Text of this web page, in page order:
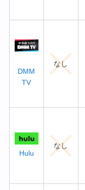
DMM
TV
なし
Hulu
なし